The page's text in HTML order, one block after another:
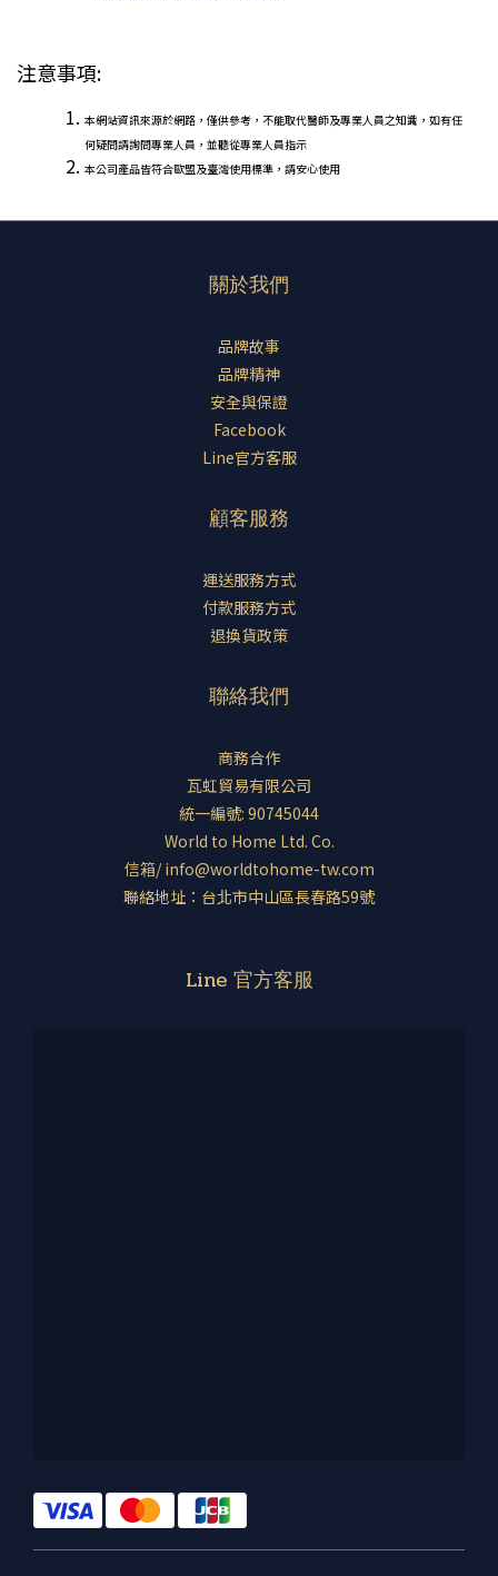
注意事項:
本網站資訊來源於網路，僅供參考，不能取代醫師及專業人員之知識，如有任
何疑問請詢問專業人員，並聽從專業人員指示
本公司產品皆符合歐盟及臺灣使用標準，請安心使用
關於我們
品牌故事
品牌精神
安全與保證
Facebook
Line官方客服
顧客服務
運送服務方式
付款服務方式
退換貨政策
聯絡我們
商務合作
瓦虹貿易有限公司
統一編號: 90745044
World to Home Ltd. Co.
信箱/ info@worldtohome-tw.com
聯絡地址：台北市中山區長春路59號
Line 官方客服